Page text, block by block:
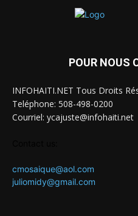
POUR NOUS
INFOHAITI.NET Tous Droits
Teléphone: 508-498-0200
Courriel: ycajuste@infohaiti.net
cmosaique@aol.com
juliomidy@gmail.com